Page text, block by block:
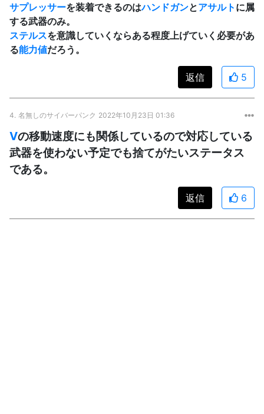
サプレッサーを装着できるのはハンドガンとアサルト に属
する武器のみ。
ステルスを意識していくならある程度上げていく必要があ
る能力値だろう。
返信 5
4. 名無しのサイバーパンク 2022年10月23日 01:36
Vの移動速度にも関係しているので対応している
武器を使わない予定でも捨てがたいステータス
である。
返信 6